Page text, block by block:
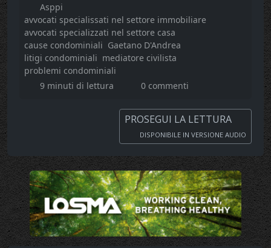
Asppi
avvocati specialissati nel settore immobiliare
avvocati specializzati nel settore casa
cause condominiali Gaetano D'Andrea
litigi condominiali mediatore civilista
problemi condominiali
9 minuti di lettura
0 commenti
PROSEGUI LA LETTURA
DISPONIBILE IN VERSIONE AUDIO